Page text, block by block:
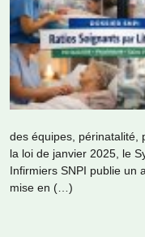
des équipes, péri­na­ta­lité,
la loi de jan­vier 2025, le
Infirmiers SNPI publie un
mise en (…)